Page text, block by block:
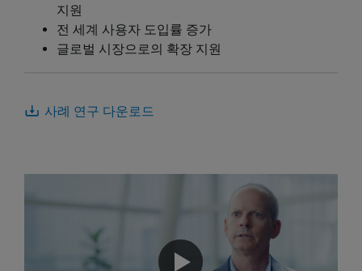
지원
전 세계 사용자 도입률 증가
글로벌 시장으로의 확장 지원
사례 연구 다운로드